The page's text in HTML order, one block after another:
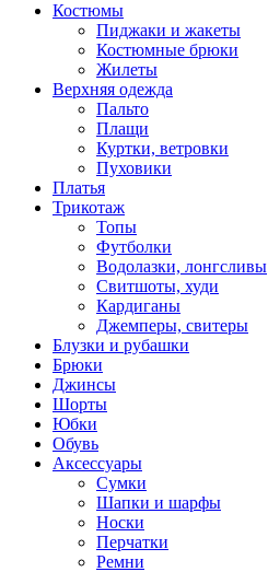
Костюмы
Пиджаки и жакеты
Костюмные брюки
Жилеты
Верхняя одежда
Пальто
Плащи
Куртки, ветровки
Пуховики
Платья
Трикотаж
Топы
Футболки
Водолазки, лонгсливы
Свитшоты, худи
Кардиганы
Джемперы, свитеры
Блузки и рубашки
Брюки
Джинсы
Шорты
Юбки
Обувь
Аксессуары
Сумки
Шапки и шарфы
Носки
Перчатки
Ремни